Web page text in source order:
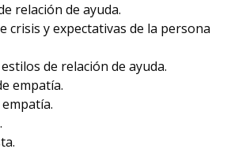
relación de ayuda.
crisis y expectativas de la persona
de relación de ayuda.
empatía.
empatía.